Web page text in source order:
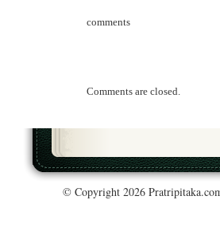
comments
Comments are closed.
© Copyright 2026